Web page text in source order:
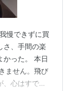
慢できずに買
さ、手間の楽
かった。 本日
ません。飛び
心はすでに